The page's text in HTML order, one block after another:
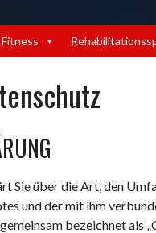
Fitness
Sie über die Art, den
und der mit ihm
bezeichnet als